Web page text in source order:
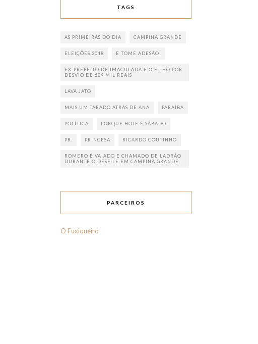
TAGS
AS PRIMEIRAS DO DIA CAMPINA GRANDE
ELEIÇÕES 2018 E TOME ADESÃO!
EX-PREFEITO DE IMACULADA E O FILHO POR
DESVIO DE 609 MIL REAIS
LAVA JATO
MAIS UM TARADO ATRÁS DE ANA PARAÍBA
POLÍTICA PORQUE HOJE É SÁBADO
PR. PRINCESA RICARDO COUTINHO
ROMERO É VAIADO E CHAMADO DE LADRÃO
DURANTE O DESFILE EM CAMPINA GRANDE
PARCEIROS
O Fuxiqueiro